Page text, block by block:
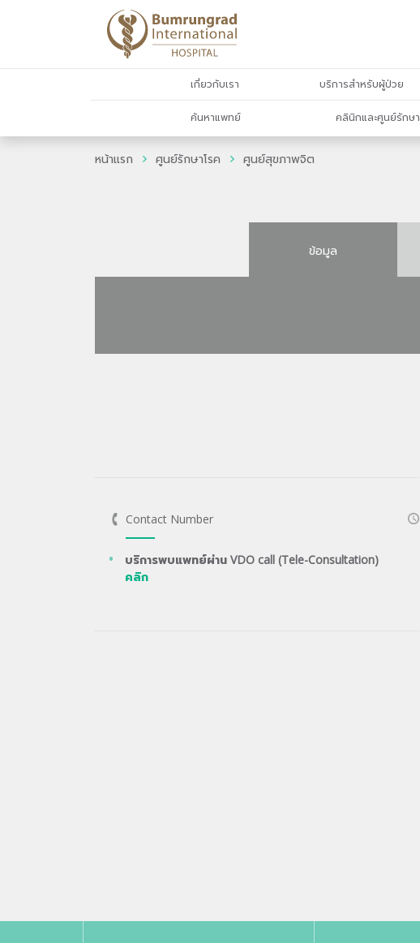
เกี่ยวกับเรา บริการสำหรับผู้ป่วย
ค้นหาแพทย์ คลินิกและศูนย์รักษา
หน้าแรก ศูนย์รักษาโรค ศูนย์สุขภาพจิต
ข้อมูล
Contact Number
บริการพบแพทย์ผ่าน VDO call (Tele-Consultation)
คลิก